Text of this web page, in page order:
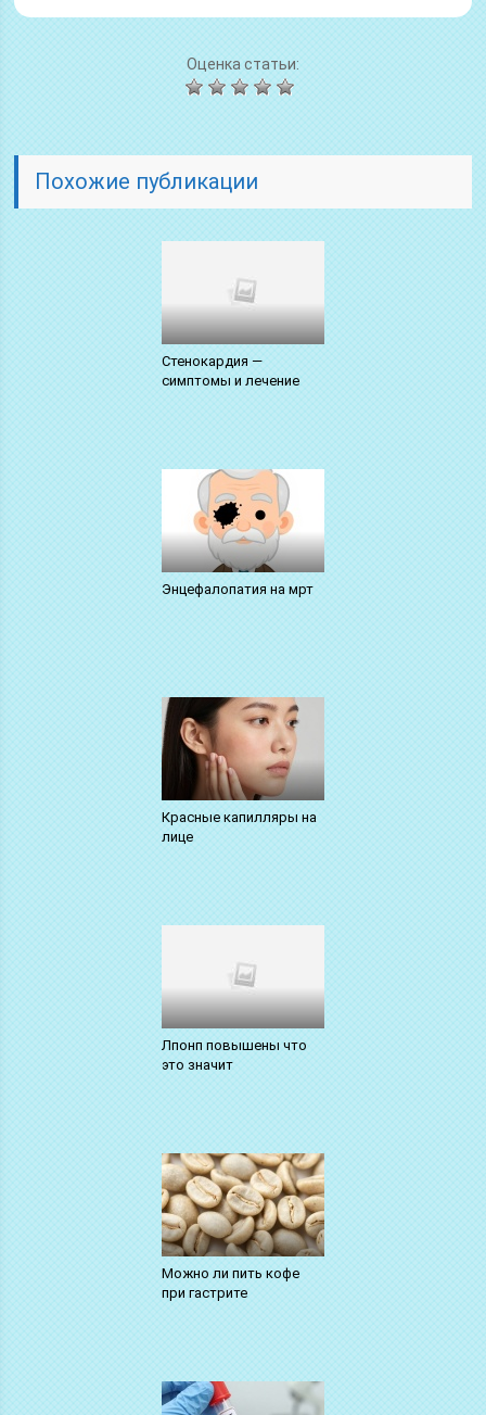
Оценка статьи:
Похожие публикации
Стенокардия —
симптомы и лечение
Энцефалопатия на мрт
Красные капилляры на
лице
Лпонп повышены что
это значит
Можно ли пить кофе
при гастрите